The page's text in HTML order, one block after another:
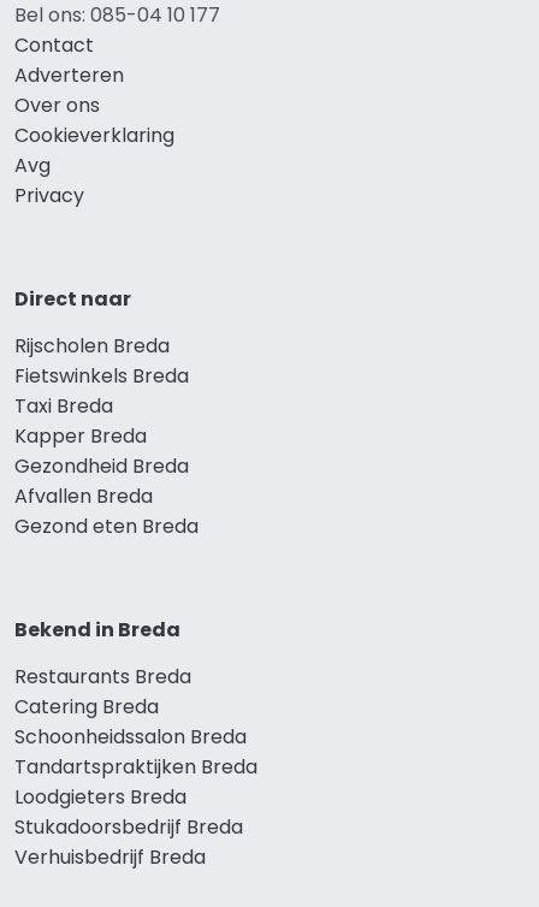
Bel ons: 085-04 10 177
Contact
Adverteren
Over ons
Cookieverklaring
Avg
Privacy
Direct naar
Rijscholen Breda
Fietswinkels Breda
Taxi Breda
Kapper Breda
Gezondheid Breda
Afvallen Breda
Gezond eten Breda
Bekend in Breda
Restaurants Breda
Catering Breda
Schoonheidssalon Breda
Tandartspraktijken Breda
Loodgieters Breda
Stukadoorsbedrijf Breda
Verhuisbedrijf Breda